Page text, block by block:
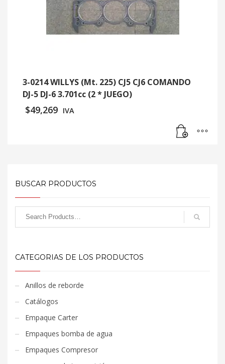
3-0214 WILLYS (Mt. 225) CJ5 CJ6 COMANDO
DJ-5 DJ-6 3.701cc (2 * JUEGO)
$49,269 IVA
BUSCAR PRODUCTOS
CATEGORIAS DE LOS PRODUCTOS
Anillos de reborde
Catálogos
Empaque Carter
Empaques bomba de agua
Empaques Compresor